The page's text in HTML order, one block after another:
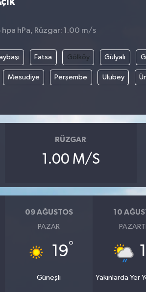
hpa hPa, Rüzgar: 1.00 m/s
Fatsa Gölköy Gülyalı
Mesudiye Perşembe Ulubey
RÜZGAR
1.00 M/S
09 AĞUSTOS
PAZAR
19°
Güneşli
10
Yakınlarda Yer